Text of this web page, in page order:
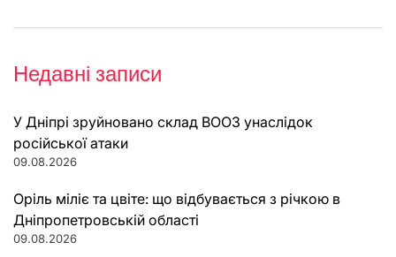
Недавні записи
У Дніпрі зруйновано склад ВООЗ унаслідок
російської атаки
09.08.2026
Оріль міліє та цвіте: що відбувається з річкою в
Дніпропетровській області
09.08.2026